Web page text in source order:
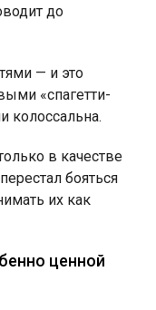
до
— и это
«спагетти-
колоссальна.
в качестве
бояться
их как
ценной